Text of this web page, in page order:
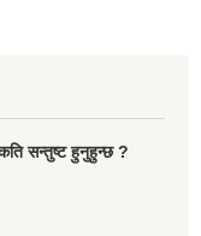
सन्तुष्ट हुनुहुन्छ ?